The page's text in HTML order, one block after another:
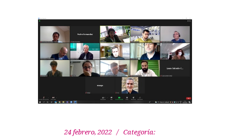
24 febrero, 2022
Categoría: